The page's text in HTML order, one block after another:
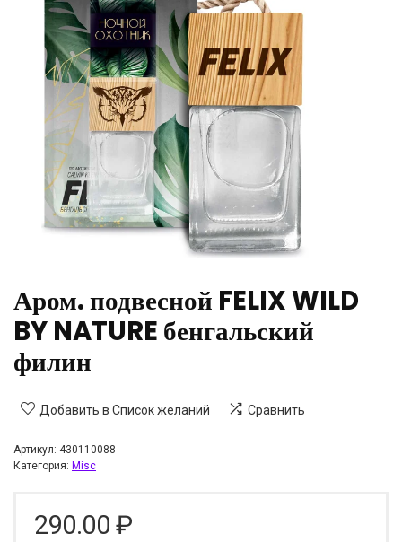
Аром. подвесной FELIX WILD
BY NATURE бенгальский
филин
Добавить в Список желаний Сравнить
Артикул: 430110088
Категория: Misc
290.00 ₽